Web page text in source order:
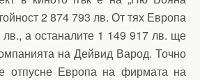
2 874 793 лв. От тях Европа
а останалите 1 149 917 лв. ще
на Дейвид Варод. Точно
отпусне Европа на фирмата на